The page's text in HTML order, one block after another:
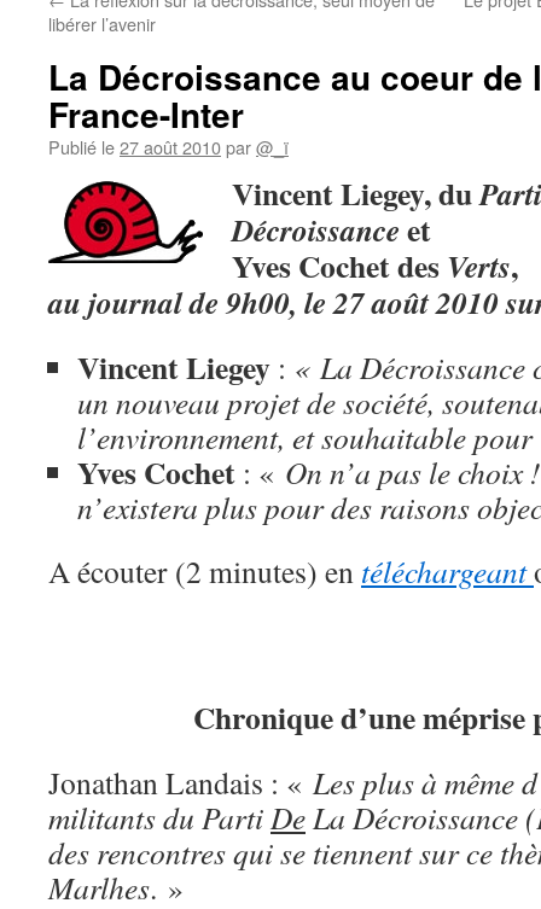
libérer l’avenir
La Décroissance au coeur de
France-Inter
Publié le27 août 2010par@_ï
VincentLiegey, du
Décroissanceet
Yves Cochet desVerts,
au journal de 9h00, le 27 août 2010
Vincent Liegey : « La Décroissance
un nouveau projet de société,
l’environnement, et souhaitable pour
Yves Cochet : « On n’a pas le
n’existera plus pour des raisons
A écouter (2 minutes) en téléchargeant
Chronique d’une
Jonathan Landais : « Les plus à même
militants du PartiDeLa Décroissance
des rencontres qui se tiennent sur ce
Marlhes. »